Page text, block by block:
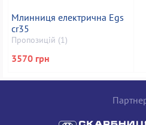
Млинниця електрична Egs
cr35
Пропозицій (1)
3570 грн